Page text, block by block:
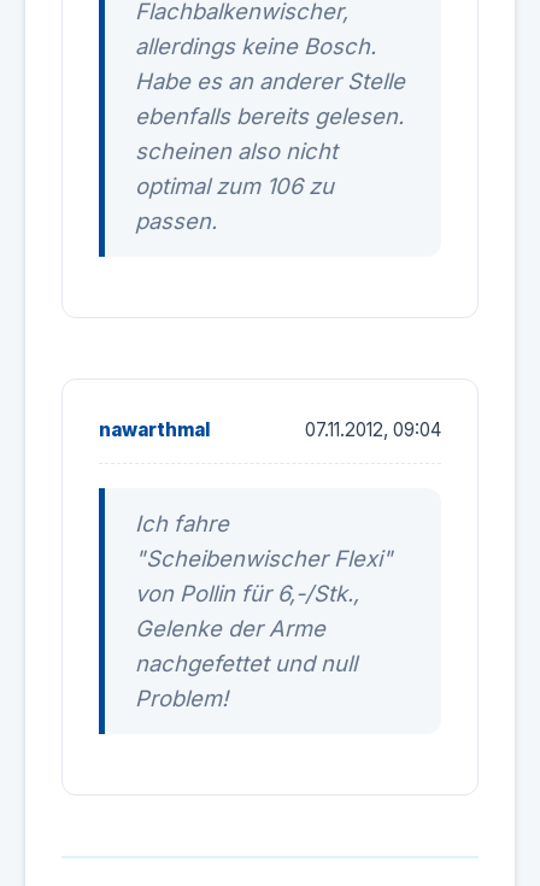
Flachbalkenwischer,
allerdings keine Bosch.
Habe es an anderer Stelle
ebenfalls bereits gelesen.
scheinen also nicht
optimal zum 106 zu
passen.
nawarthmal 07.11.2012, 09:04
Ich fahre
"Scheibenwischer Flexi"
von Pollin für 6,-/Stk.,
Gelenke der Arme
nachgefettet und null
Problem!